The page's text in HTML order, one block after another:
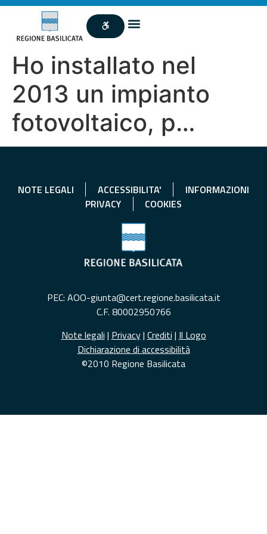
Ho installato nel
2013 un impianto
fotovoltaico, p…
NOTE LEGALI ACCESSIBILITA'
INFORMAZIONI
PRIVACY
COOKIES
PEC: AOO-giunta@cert.regione.basilicata.it
C.F. 80002950766
Note legali | Privacy| Crediti | Il Logo
Dichiarazione di accessibilità
©2010 Regione Basilicata